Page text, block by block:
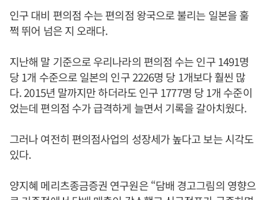
인구 대비 편의점 수는 편의점 왕국으로 불리는 일본을 훌
쩍 뛰어 넘은 지 오래다.
지난해 말 기준으로 우리나라의 편의점 수는 인구 1491명
당 1개 수준으로 일본의 인구 2226명 당 1개보다 훨씬 많
다. 2015년 말까지만 하더라도 인구 1777명 당 1개 수준이
었는데 편의점 수가 급격하게 늘면서 기록을 갈아치웠다.
그러나 여전히 편의점사업의 성장세가 높다고 보는 시각도
있다.
양지혜 메리츠종금증권 연구원은 “담배 경고그림의 영향으